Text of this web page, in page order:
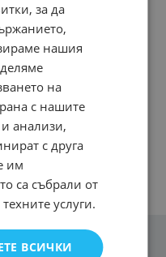
за да
нашия
на
с нашите
анализи,
с друга
им
са събрали от
услуги.
ВСИЧКИ